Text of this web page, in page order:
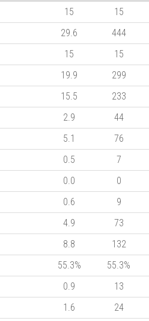
15
15
29.6
444
15
15
19.9
299
15.5
233
2.9
44
5.1
76
0.5
7
0.0
0
0.6
9
4.9
73
8.8
132
55.3%
55.3%
0.9
13
1.6
24